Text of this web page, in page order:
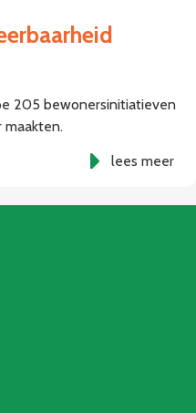
205 bewonersinitiatieven
maakten.
lees meer